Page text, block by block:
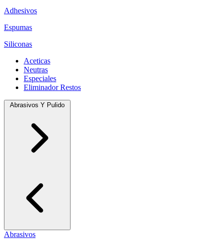
Adhesivos
Espumas
Siliconas
Aceticas
Neutras
Especiales
Eliminador Restos
Abrasivos Y Pulido
Abrasivos